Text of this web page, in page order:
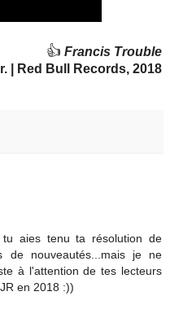
👍 Francis Trouble
| Red Bull Records, 2018
aies tenu ta résolution de
de nouveautés...mais je ne
à l'attention de tes lecteurs
en 2018 :))